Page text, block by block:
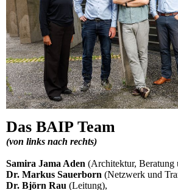
Das BAIP Team
(von links nach rechts)
Samira Jama Aden (Architektur, Beratung
Dr. Markus Sauerborn (Netzwerk und
Dr. Björn Rau (Leitung),